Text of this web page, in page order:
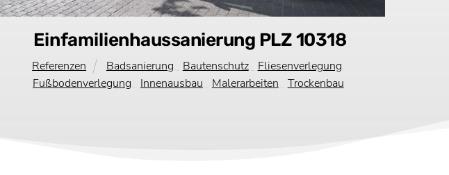
Einfamilienhaussanierung PLZ 10318
Referenzen Badsanierung Bautenschutz, Fliesenverlegung
Fußbodenverlegung
Innenausbau Malerarbeiten Trockenbau